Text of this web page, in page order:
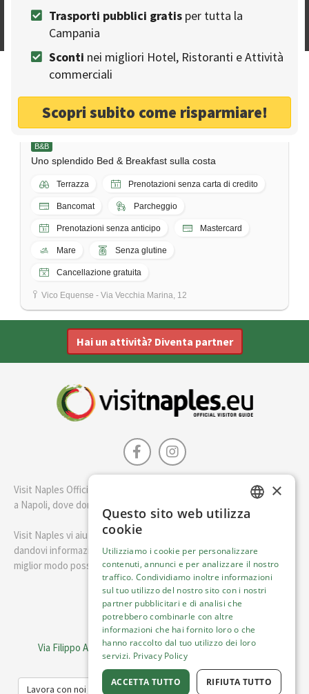
Trasporti pubblici gratis per tutta la
Campania
Sconti nei migliori Hotel, Ristoranti e Attività
commerciali
Scopri subito come risparmiare!
B&B Doneduà
B&B
Uno splendido Bed & Breakfast sulla costa
Terrazza Prenotazioni senza carta di credito
Bancomat Parcheggio
Prenotazioni senza anticipo Mastercard
Mare Senza glutine
Cancellazione gratuita
Vico Equense - Via Vecchia Marina, 12
Hai un attività? Diventa partner
Visit Naples Official è la guida della città di Napoli. Scopri cosa fare
a Napoli, dove dormire e i migliori posti dove mangiare.
Visit Naples vi aiuterà a pianificare il vostro viaggio a Napoli
dandovi informazioni utili e consigli su come visitare Napoli nel
miglior modo possibile.
Italiano
Visit Italy Srl
Via Filippo Argelati, 10, 20143 Milano | P.IVA 08368951219
Capitale Sociale 50.000€
Lavora con noi Informativa sulla privacy
×
Questo sito web utilizza
cookie
Utilizziamo i cookie per personalizzare
contenuti, annunci e per analizzare il nostro
traffico. Condividiamo inoltre informazioni
sul tuo utilizzo del nostro sito con i nostri
partner pubblicitari e di analisi che
potrebbero combinarle con altre
informazioni che hai fornito loro o che
hanno raccolto dal tuo utilizzo dei loro
servizi. Privacy Policy
ACCETTA TUTTO RIFIUTA TUTTO